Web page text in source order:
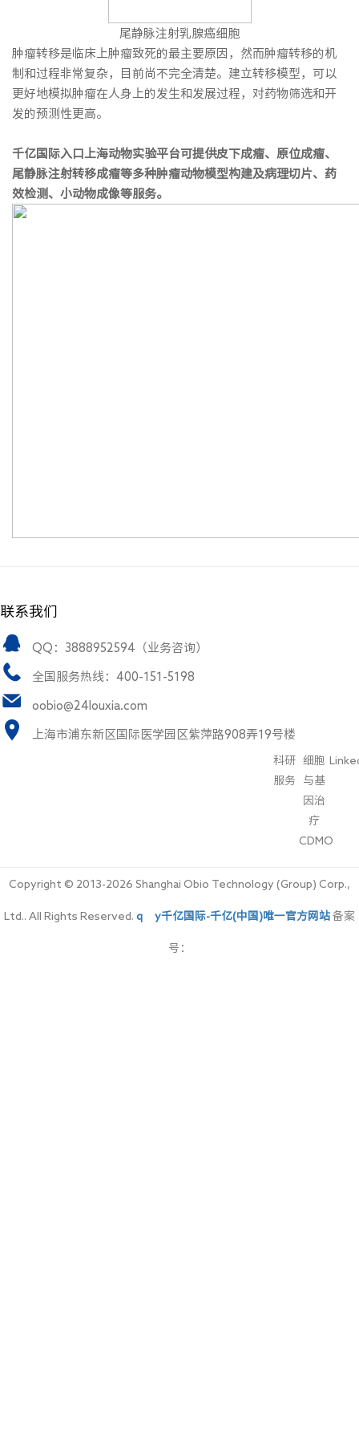
尾静脉注射乳腺癌细胞
肿瘤转移是临床上肿瘤致死的最主要原因，然而肿瘤转移的机
制和过程非常复杂，目前尚不完全清楚。建立转移模型，可以
更好地模拟肿瘤在人身上的发生和发展过程，对药物筛选和开
发的预测性更高。
千亿国际入口上海动物实验平台可提供皮下成瘤、原位成瘤、
尾静脉注射转移成瘤等多种肿瘤动物模型构建及病理切片、药
效检测、小动物成像等服务。
联系我们
QQ：3888952594（业务咨询）
全国服务热线：400-151-5198
oobio@24louxia.com
上海市浦东新区国际医学园区紫萍路908弄19号楼
科研
服务
细胞
与基
因治
疗
CDMO
Copyright © 2013-2026 Shanghai Obio Technology (Group) Corp.,
Ltd.. All Rights Reserved. qy千亿国际-千亿(中国)唯一官方网站 备案
号：